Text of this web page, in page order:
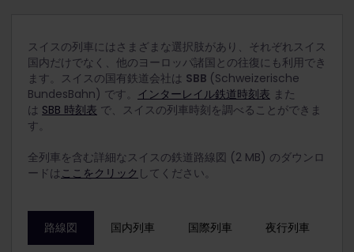
スイスの列車にはさまざまな選択肢があり、それぞれスイス
国内だけでなく、他のヨーロッパ諸国との往復にも利用でき
ます。スイスの国有鉄道会社は SBB (Schweizerische
BundesBahn) です。 インターレイル鉄道時刻表 また
は SBB 時刻表 で、スイスの列車時刻を調べることができま
す。
全列車を含む詳細なスイスの鉄道路線図 (2 MB) のダウンロ
ードは ここをクリック してください。
路線図 国内列車 国際列車 夜行列車